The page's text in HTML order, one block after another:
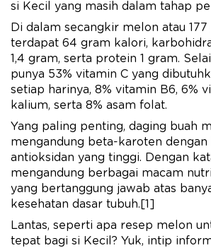
si Kecil yang masih dalam tahap
Di dalam secangkir melon atau
terdapat 64 gram kalori,
1,4 gram, serta protein 1 gram.
punya 53% vitamin C yang
setiap harinya, 8% vitamin B6, 6%
kalium, serta 8% asam folat.
Yang paling penting, daging buah
mengandung beta-karoten dengan
antioksidan yang tinggi. Dengan
mengandung berbagai macam
yang bertanggung jawab atas
kesehatan dasar tubuh.[1]
Lantas, seperti apa resep melon
tepat bagi si Kecil? Yuk, intip